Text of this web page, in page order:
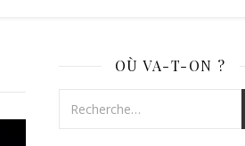
OÙ VA-T-ON ?